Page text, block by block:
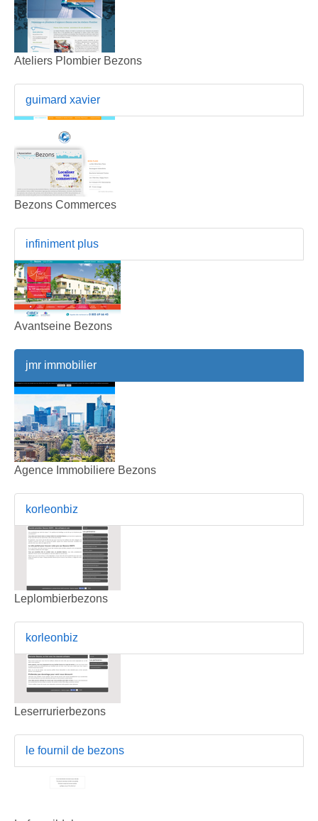
Ateliers Plombier Bezons
guimard xavier
Bezons Commerces
infiniment plus
Avantseine Bezons
jmr immobilier
Agence Immobiliere Bezons
korleonbiz
Leplombierbezons
korleonbiz
Leserrurierbezons
le fournil de bezons